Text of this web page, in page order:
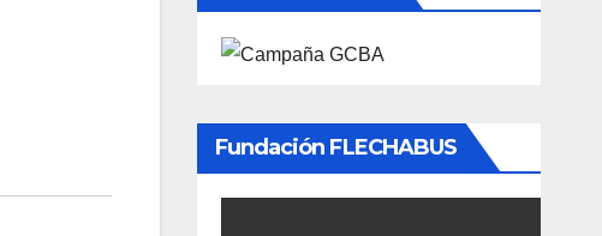
Fundación FLECHABUS